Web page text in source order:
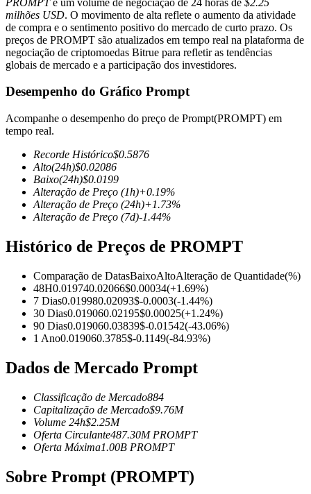
Futuros COIN-M
Futuros de criptomoeda
TradFi
Derivativos de ações, câmbio, metais preciosos e commodities
Futuros de USDC
Futuros usando USDC como garantia
milhões USD. O movimento de alta reflete o aumento da atividade
de compra e o sentimento positivo do mercado de curto prazo. Os
preços de PROMPT são atualizados em tempo real na plataforma de
negociação de criptomoedas Bitrue para refletir as tendências
globais de mercado e a participação dos investidores.
Desempenho do Gráfico Prompt
Acompanhe o desempenho do preço de Prompt(PROMPT) em
tempo real.
Recorde Histórico$0.5876
Alto(24h)$0.02086
Baixo(24h)$0.0199
Alteração de Preço (1h)+0.19%
Alteração de Preço (24h)+1.73%
Alteração de Preço (7d)-1.44%
Histórico de Preços de PROMPT
Comparação de DatasBaixoAltoAlteração de Quantidade(%)
48H0.019740.02066$0.00034(+1.69%)
7 Dias0.019980.02093$-0.0003(-1.44%)
30 Dias0.019060.02195$0.00025(+1.24%)
90 Dias0.019060.03839$-0.01542(-43.06%)
1 Ano0.019060.3785$-0.1149(-84.93%)
Dados de Mercado Prompt
Classificação de Mercado884
Capitalização de Mercado$9.76M
Volume 24h$2.25M
Oferta Circulante487.30M PROMPT
Oferta Máxima1.00B PROMPT
Sobre Prompt (PROMPT)